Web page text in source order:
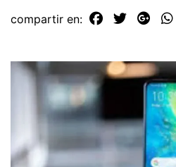
compartir en: